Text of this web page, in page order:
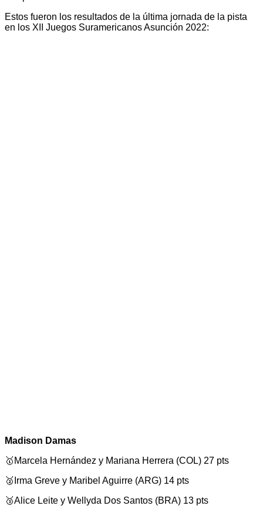
Estos fueron los resultados de la última jornada de la pista
en los XII Juegos Suramericanos Asunción 2022:
Madison Damas
🥇Marcela Hernández y Mariana Herrera (COL) 27 pts
🥈Irma Greve y Maribel Aguirre (ARG) 14 pts
🥉Alice Leite y Wellyda Dos Santos (BRA) 13 pts